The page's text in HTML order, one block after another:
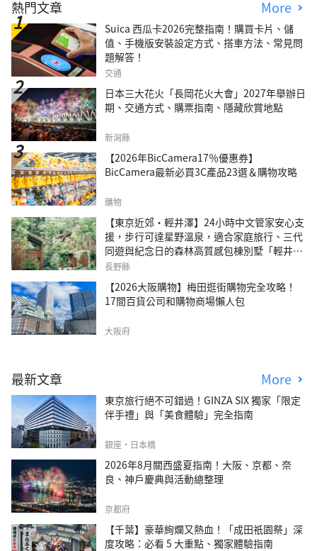
熱門文章 More
Suica 西瓜卡2026完整指南！購買卡片、儲
值、手機版安裝設定方式、搭車方法、常見問
題解答！
交通
日本三大花火「長岡花火大會」2027年舉辦日
期、交通方式、購票指南、隱藏欣賞地點
新潟縣
【2026年BicCamera17％優惠券】
BicCamera最新必買3C產品23選＆購物攻略
購物
【東京近郊・輕井澤】24小時中文管家安心支
援，步行可達星野溫泉，適合家庭旅行、三代
同遊與紀念日的森林高質感包棟別墅「輕井澤
森四季VILLA」
長野縣
【2026大阪購物】梅田逛街購物完全攻略！
17間百貨公司和購物商場懶人包
大阪府
最新文章 More
東京旅行絕不可錯過！GINZA SIX 獨家「限定
伴手禮」與「美食體驗」完全指南
銀座・日本橋
2026年8月關西盛夏指南！大阪、京都、奈
良、神戶慶典與活動總整理
京都府
【千葉】豪華絢爛又熱血！「成田祇園祭」深
度攻略：必看 5 大重點、獨家體驗指南